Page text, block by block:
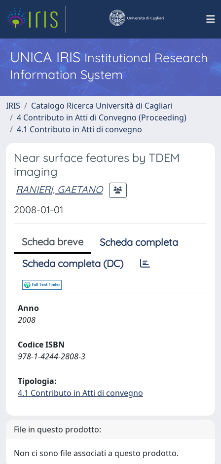
UNICA IRISInstitutional Research
Information System
IRIS
Catalogo Ricerca Università di Cagliari
4 Contributo in Atti di Convegno (Proceeding)
4.1 Contributo in Atti di convegno
Near surface features by TDEM
imaging
RANIERI, GAETANO
2008-01-01
Scheda breve
Scheda completa
Scheda completa (DC)
Anno
2008
Codice ISBN
978-1-4244-2808-3
Tipologia:
4.1 Contributo in Atti di convegno
File in questo prodotto:
Non ci sono file associati a questo prodotto.